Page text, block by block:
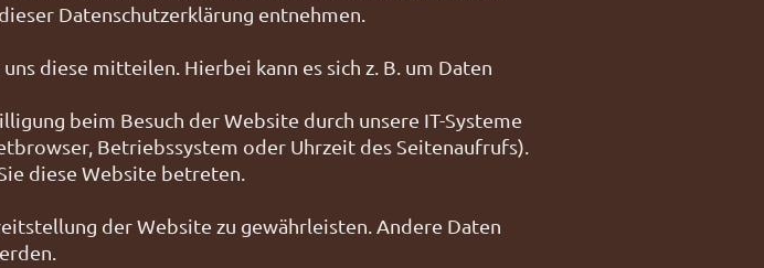
Datenschutzerklärung entnehmen.
diese mitteilen. Hierbei kann es sich z. B. um Daten
beim Besuch der Website durch unsere IT-Systeme
Betriebssystem oder Uhrzeit des Seitenaufrufs).
diese Website betreten.
der Website zu gewährleisten. Andere Daten